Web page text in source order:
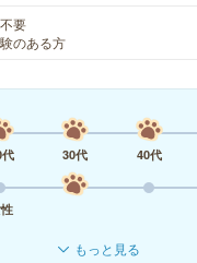
要
のある方
30代 40代
もっと見る